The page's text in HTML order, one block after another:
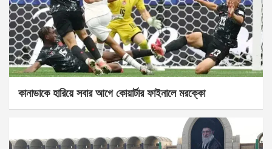
কানাডাকে হারিয়ে সবার আগে কোয়ার্টার ফাইনালে মরক্কো